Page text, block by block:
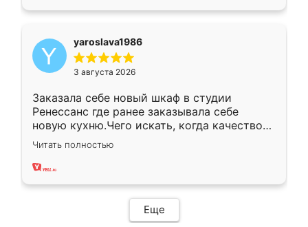
yaroslava1986
3 августа 2026
Заказала себе новый шкаф в студии
Ренессанс где ранее заказывала себе
новую кухню.Чего искать, когда качеством
вполне довольна. Служит кухня уже почти
два года, нареканий нет.
Читать полностью
Еще